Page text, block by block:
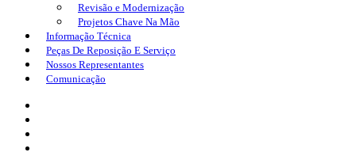
Revisão e Modernização
Projetos Chave Na Mão
Informação Técnica
Peças De Reposição E Serviço
Nossos Representantes
Comunicação